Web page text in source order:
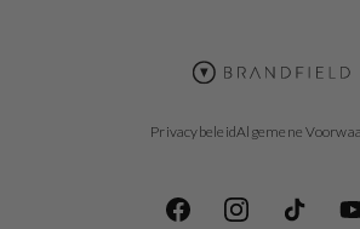
PrivacybeleidAlgemene
FacebookInstagramTikTok